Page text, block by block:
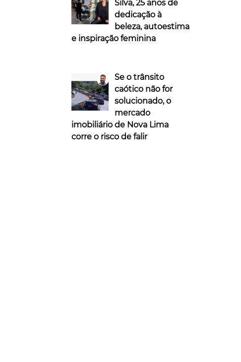
Silva, 25 anos de
dedicação à
beleza, autoestima
e inspiração feminina
Se o trânsito
caótico não for
solucionado, o
mercado
imobiliário de Nova Lima
corre o risco de falir